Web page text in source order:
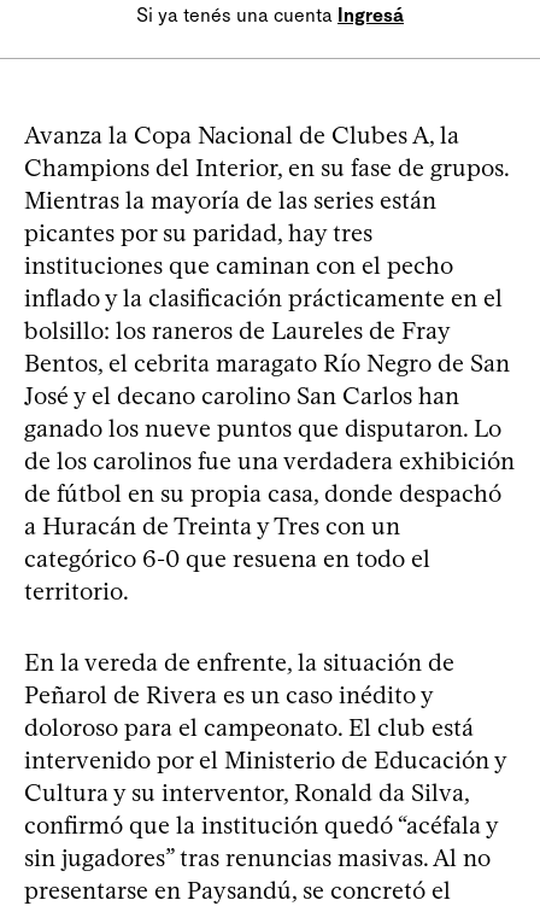
Si ya tenés una cuenta Ingresá
Avanza la Copa Nacional de Clubes A, la
Champions del Interior, en su fase de grupos.
Mientras la mayoría de las series están
picantes por su paridad, hay tres
instituciones que caminan con el pecho
inflado y la clasificación prácticamente en el
bolsillo: los raneros de Laureles de Fray
Bentos, el cebrita maragato Río Negro de San
José y el decano carolino San Carlos han
ganado los nueve puntos que disputaron. Lo
de los carolinos fue una verdadera exhibición
de fútbol en su propia casa, donde despachó
a Huracán de Treinta y Tres con un
categórico 6-0 que resuena en todo el
territorio.
En la vereda de enfrente, la situación de
Peñarol de Rivera es un caso inédito y
doloroso para el campeonato. El club está
intervenido por el Ministerio de Educación y
Cultura y su interventor, Ronald da Silva,
confirmó que la institución quedó “acéfala y
sin jugadores” tras renuncias masivas. Al no
presentarse en Paysandú, se concretó el